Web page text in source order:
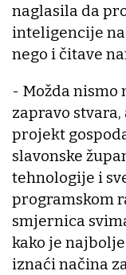
naglasila da
inteligencije
nego i čitave
- Možda nismo
zapravo
projekt
slavonske
tehnologije i
programskom
smjernica
kako je
iznaći načina